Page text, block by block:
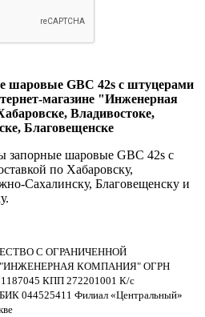
шаровые GBC 42s с штуцерами
магазине "Инженерная
Владивостоке,
Благовещенске
запорные шаровые GBC 42s с
по Хабаровску,
Сахалинску, Благовещенску и
С ОГРАНИЧЕННОЙ
КОМПАНИЯ" ОГРН
КПП 272201001 К/с
044525411 Филиал «Центральный»